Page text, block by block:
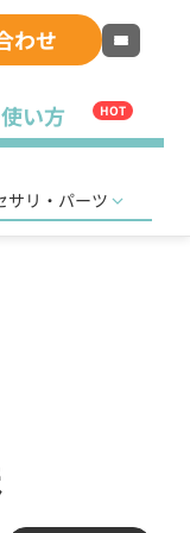
わせ
い方 HOT
サリ・パーツ